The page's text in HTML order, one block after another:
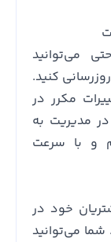
می‌توانید
کنید.
مکرر در
مدیریت به
و با سرعت
خود در
شما می‌توانید